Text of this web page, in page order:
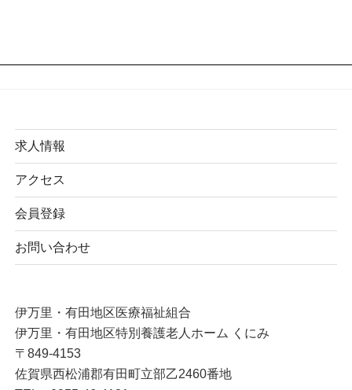
求人情報
アクセス
会員登録
お問い合わせ
伊万里・有田地区医療福祉組合
伊万里・有田地区特別養護老人ホーム くにみ
〒849-4153
佐賀県西松浦郡有田町立部乙2460番地